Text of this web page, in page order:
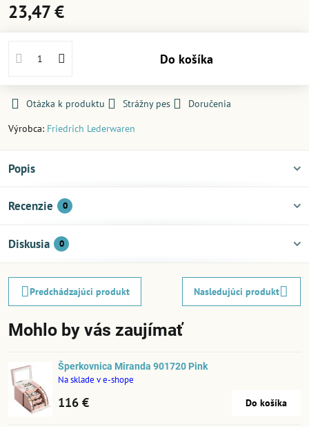
23,47 €
Do košíka
Otázka k produktu Strážny pes
Doručenia
Výrobca: Friedrich Lederwaren
Popis
Recenzie 0
Diskusia 0
Predchádzajúci produkt Nasledujúci produkt
Mohlo by vás zaujímať
Šperkovnica Miranda 901720 Pink
Na sklade v e-shope
116 € Do košíka